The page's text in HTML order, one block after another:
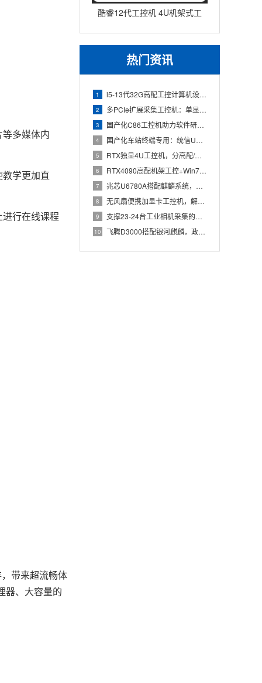
酷睿12代工控机 4U机架式工
业控制器 DT-610L-IZ
热门资讯
1 i5-13代32G高配工控计算机设备，智能制造工位整机显示成
2 多PCIe扩展采集工控机：单显卡+多路采集卡高性价比方案
3 国产化C86工控机助力软件研发：从需求分析到落地部署
4 国产化车站终端专用：统信UOS兆芯八核嵌入式轨交工控机落地方
5 RTX独显4U工控机，分高配/低配适配无人机作业全场景
6 RTX4090高配机架工控+Win7加固笔记本，航空测控硬件
7 兆芯U6780A搭配麒麟系统，国产化工控机赋能航站楼航显调度
8 无风扇便携加显卡工控机，解决户外高波特率串口采集难题
9 支撑23-24台工业相机采集的高配置工控机解决方案推荐
10 飞腾D3000搭配银河麒麟，政务办公国产飞腾工控机落地方案
多媒体内
学更加直
行在线课程
带来超流畅体
器、大容量的